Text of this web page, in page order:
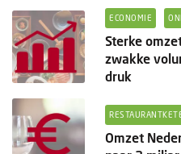
ECONOMIE
Sterke
zwakke
druk
Omzet